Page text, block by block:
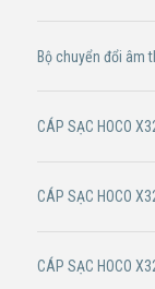
Bộ chuyển đổi âm
CÁP SẠC HOCO
CÁP SẠC HOCO
CÁP SẠC HOCO